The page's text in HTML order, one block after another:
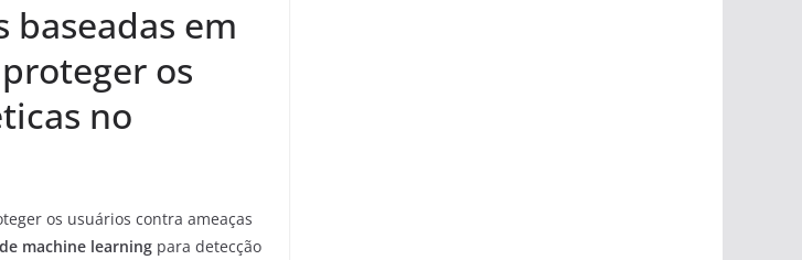
baseadas em
os
no
os usuários contra ameaças
machine learning para detecção